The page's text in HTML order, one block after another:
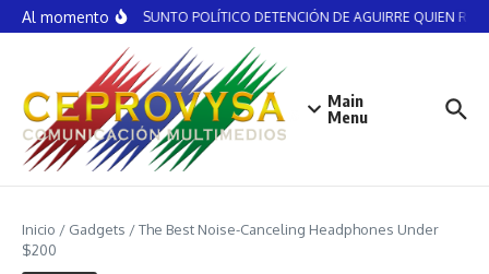
Saltar al contenido
Al momentoNO ES ASUNTO POLÍTICO DETENCIÓN DE AGUIRRE QUIEN
Main
Menu
Inicio / Gadgets /The Best Noise-Canceling Headphones Under
$200